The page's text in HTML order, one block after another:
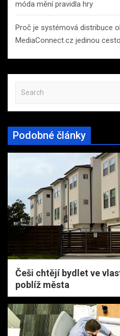
móda mění pravidla hry
Proč je systémová distribuce
MediaConnect.cz jedinou
a
r
c
h
Podobné články
Češi chtějí bydlet ve
poblíž města